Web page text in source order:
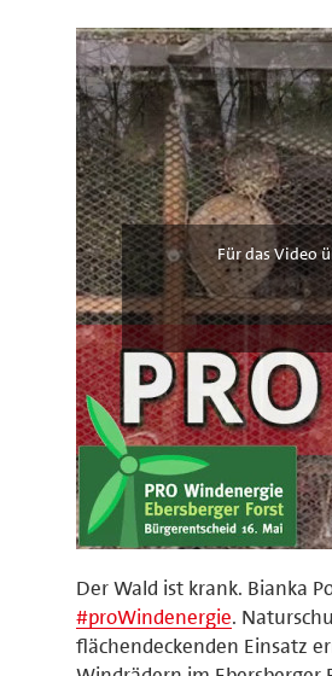
Für das Video
Der Wald ist krank. Bianka
#proWindenergie.
flächendeckenden Einsatz